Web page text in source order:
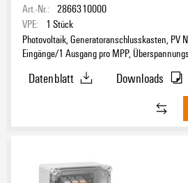
Art.-Nr.: 2866310000
VPE:
1 Stück
Photovoltaik, Generatoranschlusskasten, PV
Eingänge/1 Ausgang pro MPP,
Datenblatt
Downloads